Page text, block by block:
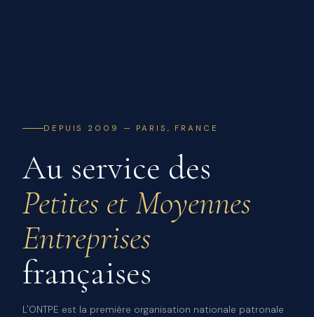
DEPUIS 2009 — PARIS, FRANCE
Au service des
Petites et Moyennes
Entreprises
françaises
L'ONTPE est la première organisation nationale patronale